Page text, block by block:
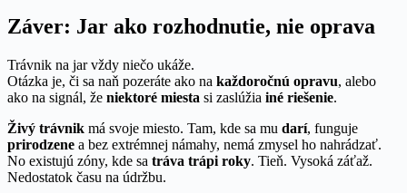
Záver: Jar ako rozhodnutie, nie oprava
Trávnik na jar vždy niečo ukáže.
Otázka je, či sa naň pozeráte ako na každoročnú opravu, alebo
ako na signál, že niektoré miesta si zaslúžia iné riešenie.
Živý trávnik má svoje miesto. Tam, kde sa mu darí, funguje
prirodzene a bez extrémnej námahy, nemá zmysel ho nahrádzať.
No existujú zóny, kde sa tráva trápi roky. Tieň. Vysoká záťaž.
Nedostatok času na údržbu.